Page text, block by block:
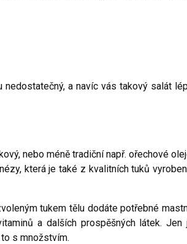
a navíc vás takový salát
nebo méně tradiční např. ořechové
která je také z kvalitních tuků
tukem tělu dodáte potřebné
a dalších prospěšných látek. Jen
s množstvím.